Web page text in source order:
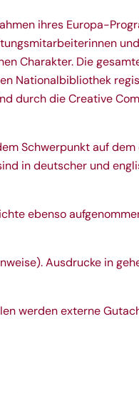
ihres Europa-
Charakter. Die
Nationalbibliothek
durch die Creative
Schwerpunkt auf
in deutscher und
ebenso
). Ausdrucke in
werden externe